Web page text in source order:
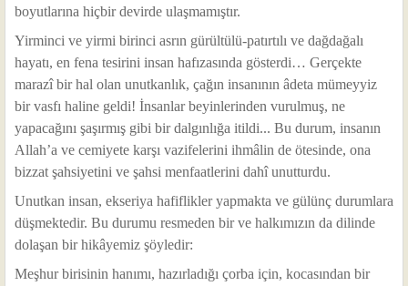
boyutlarına hiçbir devirde ulaşmamıştır.
Yirminci ve yirmi birinci asrın gürültülü-patırtılı ve dağdağalı
hayatı, en fena tesirini insan hafızasında gösterdi… Gerçekte
marazî bir hal olan unutkanlık, çağın insanının âdeta mümeyyiz
bir vasfı haline geldi! İnsanlar beyinlerinden vurulmuş, ne
yapacağını şaşırmış gibi bir dalgınlığa itildi... Bu durum, insanın
Allah’a ve cemiyete karşı vazifelerini ihmâlin de ötesinde, ona
bizzat şahsiyetini ve şahsi menfaatlerini dahî unutturdu.
Unutkan insan, ekseriya hafiflikler yapmakta ve gülünç durumlara
düşmektedir. Bu durumu resmeden bir ve halkımızın da dilinde
dolaşan bir hikâyemiz şöyledir:
Meşhur birisinin hanımı, hazırladığı çorba için, kocasından bir